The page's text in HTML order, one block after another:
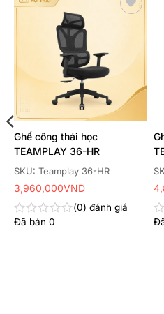
SKU: Teamplay 36-HR
Ghế công thái học
TEAMPLAY 36-HR
Được
0
đánh giá
Đã bán 0
3,960,000VND